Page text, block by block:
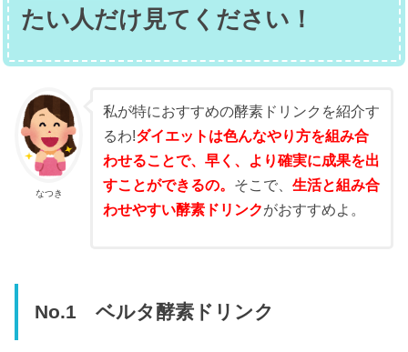
たい人だけ見てください！
なつき
私が特におすすめの酵素ドリンクを紹介す
るわ!ダイエットは色んなやり方を組み合
わせることで、早く、より確実に成果を出
すことができるの。 そこで、 生活と組み合
わせやすい酵素ドリンクがおすすめよ。
No.1 ベルタ酵素ドリンク